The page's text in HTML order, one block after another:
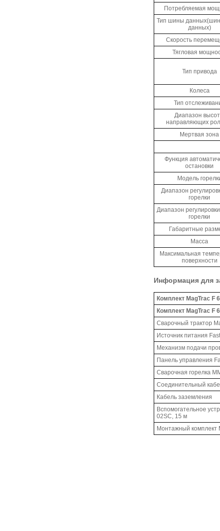
Потребляемая
Тип шины
данных)
Скорость
Тягловая
Тип привода
Колеса
Тип
Диапазон
направляющих
Мертвая зона
Функция
остановки
Модель
Диапазон
горелки
Диапазон
горелки
Габаритные
Масса
Максимальная
поверхности
Информация для
Комплект MagTrac F
Комплект MagTrac F
Сварочный трактор
Источник питания
Механизм подачи
Панель управления
Сварочная горелка
Соединительный
Кабель заземления
Вспомогательное
02SC, 15 м
Монтажный комплект